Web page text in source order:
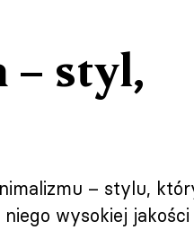
– styl,
– stylu,
wysokiej jakości